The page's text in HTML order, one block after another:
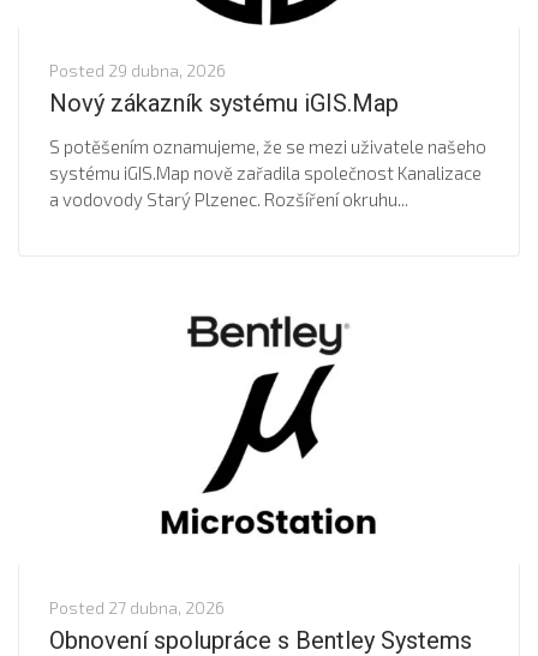
Posted 29 dubna, 2026
Nový zákazník systému iGIS.Map
S potěšením oznamujeme, že se mezi uživatele našeho
systému iGIS.Map nově zařadila společnost Kanalizace
a vodovody Starý Plzenec. Rozšíření okruhu...
Posted 27 dubna, 2026
Obnovení spolupráce s Bentley Systems